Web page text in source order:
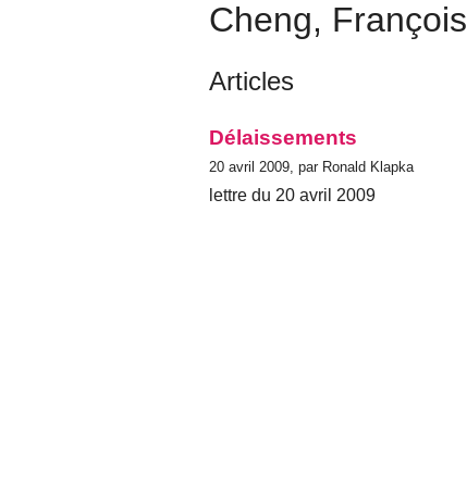
Cheng, François
Articles
Délaissements
20 avril 2009, par Ronald Klapka
lettre du 20 avril 2009